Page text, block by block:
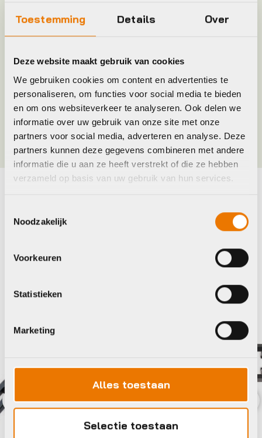
Toestemming Details Over
Deze website maakt gebruik van cookies
We gebruiken cookies om content en advertenties te
personaliseren, om functies voor social media te bieden
en om ons websiteverkeer te analyseren. Ook delen we
informatie over uw gebruik van onze site met onze
partners voor social media, adverteren en analyse. Deze
partners kunnen deze gegevens combineren met andere
informatie die u aan ze heeft verstrekt of die ze hebben
verzameld op basis van uw gebruik van hun services.
Noodzakelijk
Voorkeuren
Statistieken
Marketing
Alles toestaan
Selectie toestaan
Merk
Maat
Kleur
Bekijk alle accessoires
Closethegap